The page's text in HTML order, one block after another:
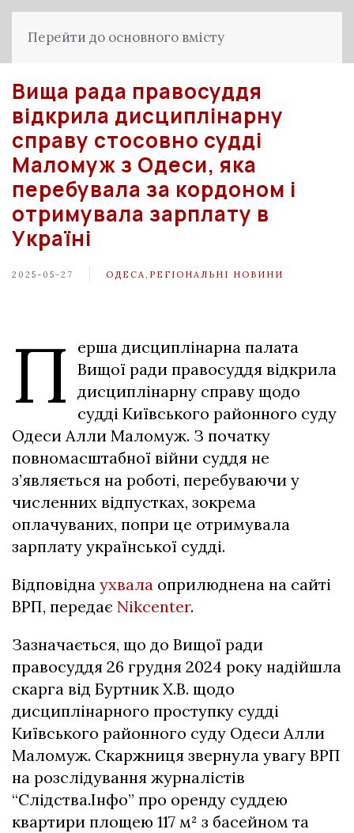
Перейти до основного вмісту
Вища рада правосуддя
відкрила дисциплінарну
справу стосовно судді
Маломуж з Одеси, яка
перебувала за кордоном і
отримувала зарплату в
Україні
2025-05-27 ОДЕСА РЕГІОНАЛЬНІ НОВИНИ
П
ерша дисциплінарна палата
Вищої ради правосуддя відкрила
дисциплінарну справу щодо
судді Київського районного суду
Одеси Алли Маломуж. З початку
повномасштабної війни суддя не
з’являється на роботі, перебуваючи у
численних відпустках, зокрема
оплачуваних, попри це отримувала
зарплату української судді.
Відповідна ухвала оприлюднена на сайті
ВРП, передає Nikcenter.
Зазначається, що до Вищої ради
правосуддя 26 грудня 2024 року надійшла
скарга від Буртник Х.В. щодо
дисциплінарного проступку судді
Київського районного суду Одеси Алли
Маломуж. Скаржниця звернула увагу ВРП
на розслідування журналістів
“Слідства.Інфо” про оренду суддею
квартири площею 117 м² з басейном та